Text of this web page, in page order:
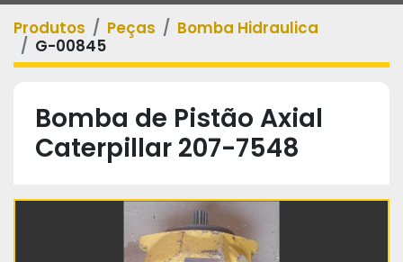
Produtos Peças
Bomba Hidraulica
G-00845
Bomba de Pistão Axial
Caterpillar 207-7548